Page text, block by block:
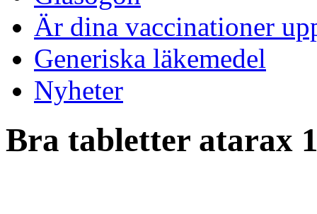
Är dina vaccinationer
Generiska läkemedel
Nyheter
Bra tabletter atarax